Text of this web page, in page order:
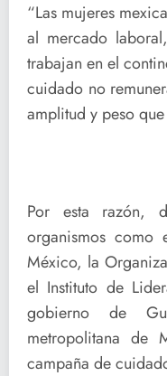
“Las mujeres
al mercado
trabajan en el
cuidado no
amplitud y peso que
Por esta razón,
organismos
México, la
el Instituto de
gobierno de
metropolitana de
campaña de